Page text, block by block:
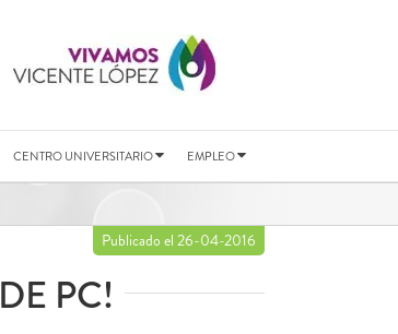
CENTRO UNIVERSITARIO EMPLEO
Publicado el 26-04-2016
PC!